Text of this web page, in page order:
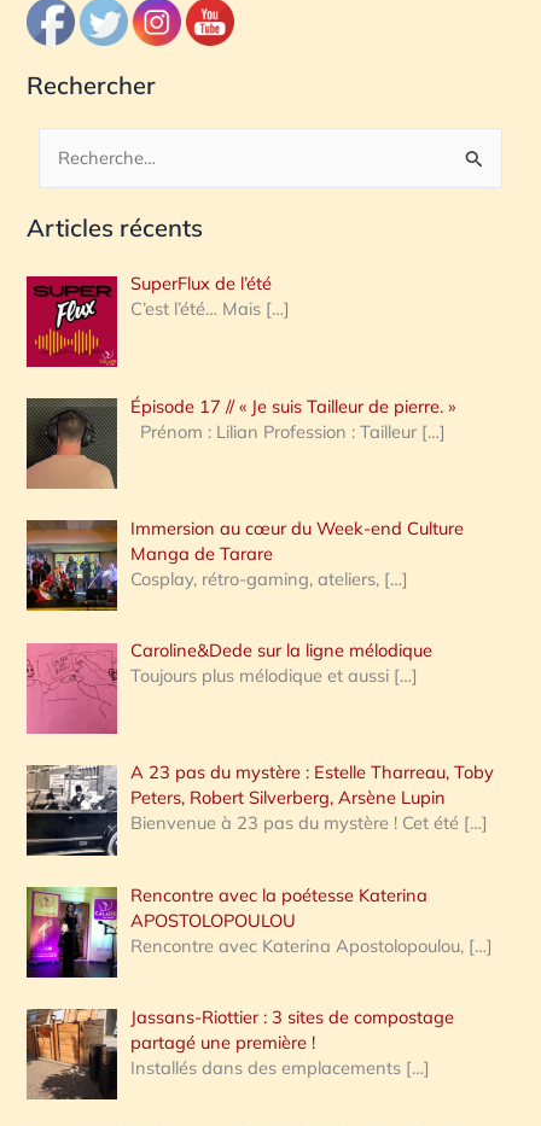
Rechercher
c
e
r
c
h
e
:
Articles récents
SuperFlux de l’été
C’est l’été… Mais […]
Épisode 17 // « Je suis Tailleur de pierre. »
Prénom : Lilian Profession : Tailleur […]
Immersion au cœur du Week-end Culture
Manga de Tarare
Cosplay, rétro-gaming, ateliers, […]
Caroline&Dede sur la ligne mélodique
Toujours plus mélodique et aussi […]
A 23 pas du mystère : Estelle Tharreau, Toby
Peters, Robert Silverberg, Arsène Lupin
Bienvenue à 23 pas du mystère ! Cet été […]
Rencontre avec la poétesse Katerina
APOSTOLOPOULOU
Rencontre avec Katerina Apostolopoulou, […]
Jassans-Riottier : 3 sites de compostage
partagé une première !
Installés dans des emplacements […]